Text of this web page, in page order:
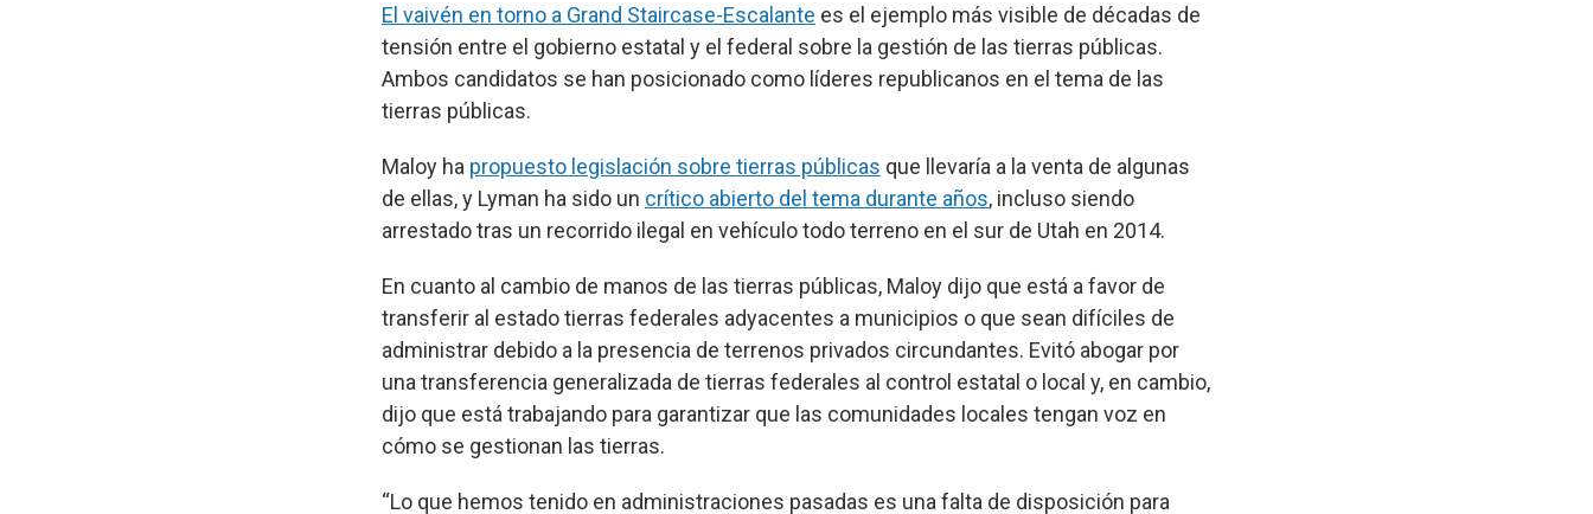
El vaivén en torno a Grand Staircase-Escalante es el ejemplo más visible de décadas de
tensión entre el gobierno estatal y el federal sobre la gestión de las tierras públicas.
Ambos candidatos se han posicionado como líderes republicanos en el tema de las
tierras públicas.
Maloy ha propuesto legislación sobre tierras públicas que llevaría a la venta de algunas
de ellas, y Lyman ha sido un crítico abierto del tema durante años, incluso siendo
arrestado tras un recorrido ilegal en vehículo todo terreno en el sur de Utah en 2014.
En cuanto al cambio de manos de las tierras públicas, Maloy dijo que está a favor de
transferir al estado tierras federales adyacentes a municipios o que sean difíciles de
administrar debido a la presencia de terrenos privados circundantes. Evitó abogar por
una transferencia generalizada de tierras federales al control estatal o local y, en cambio,
dijo que está trabajando para garantizar que las comunidades locales tengan voz en
cómo se gestionan las tierras.
“Lo que hemos tenido en administraciones pasadas es una falta de disposición para